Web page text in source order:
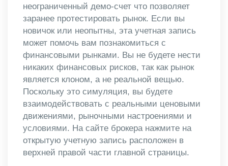
неограниченный демо-счет что позволяет
заранее протестировать рынок. Если вы
новичок или неопытны, эта учетная запись
может помочь вам познакомиться с
финансовыми рынками. Вы не будете нести
никаких финансовых рисков, так как рынок
является клоном, а не реальной вещью.
Поскольку это симуляция, вы будете
взаимодействовать с реальными ценовыми
движениями, рыночными настроениями и
условиями. На сайте брокера нажмите на
открытую учетную запись расположен в
верхней правой части главной страницы.